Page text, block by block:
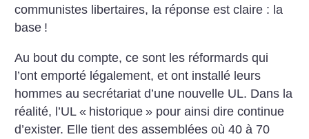
communistes libertaires, la réponse est claire : la
base !
Au bout du compte, ce sont les réformards qui
l’ont emporté légalement, et ont installé leurs
hommes au secrétariat d’une nouvelle UL. Dans la
réalité, l’UL « historique » pour ainsi dire continue
d’exister. Elle tient des assemblées où 40 à 70